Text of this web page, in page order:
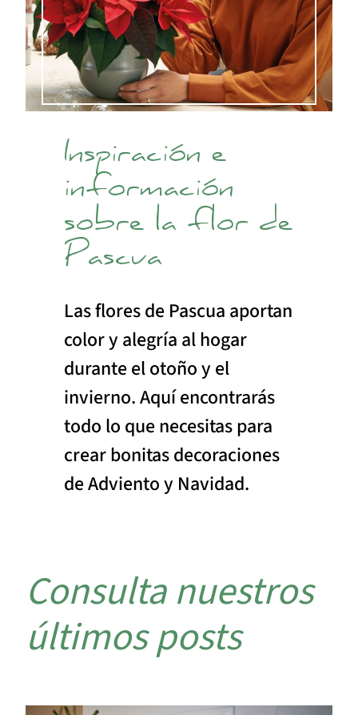
Inspiración e
información
sobre la flor de
Pascua
Las flores de Pascua aportan
color y alegría al hogar
durante el otoño y el
invierno. Aquí encontrarás
todo lo que necesitas para
crear bonitas decoraciones
de Adviento y Navidad.
Consulta nuestros
últimos posts